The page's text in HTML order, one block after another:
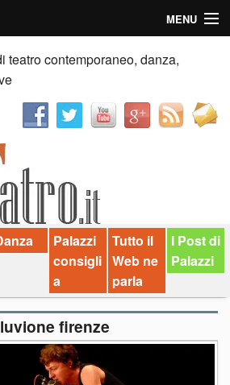
MENU
teatro contemporaneo, danza,
Palazzi
consigli
a
Tutto il
Web ne
parla
I Post di
Palazzi
firenze